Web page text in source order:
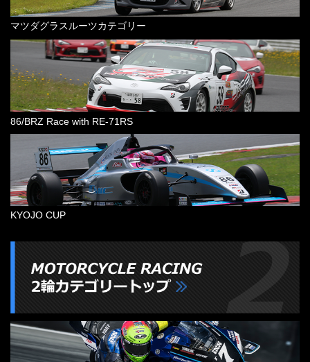
マツダグラスルーツカテゴリー
86/BRZ Race with RE-71RS
KYOJO CUP